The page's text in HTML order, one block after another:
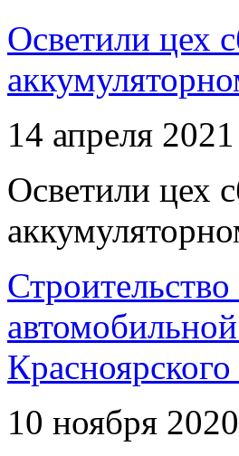
Осветили цех
14 апреля 2021
Осветили цех
Красноярского
10 ноября 2020